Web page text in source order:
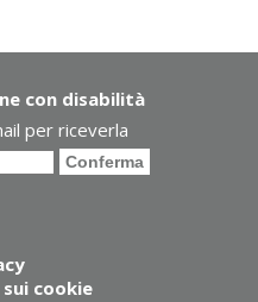
con disabilità
per riceverla
cookie